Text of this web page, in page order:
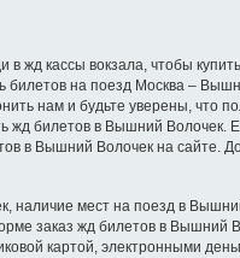
жд кассы вокзала, чтобы
на поезд Москва –
нам и будьте уверены, что
жд билетов в Вышний Волочек.
в Вышний Волочек на сайте.
наличие мест на поезд в
заказ жд билетов в Вышний
картой, электронными